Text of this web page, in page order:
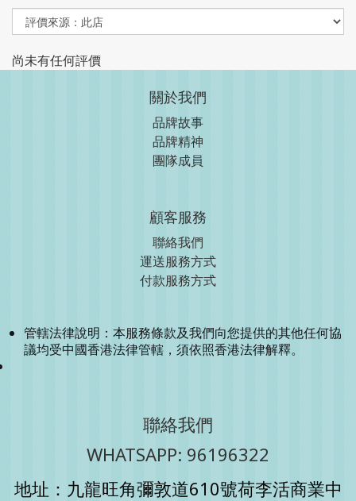
尚未有任何評價
關於我們
品牌故事
品牌精神
團隊成員
顧客服務
聯絡我們
運送服務方式
付款服務方式
管轄法律說明：本服務條款及我們向您提供的其他任何協
議均受中國香港法律管轄，須依照香港法律解釋。
聯絡我們
WHATSAPP: 96196322
地址：九龍旺角彌敦道610號荷李活商業中